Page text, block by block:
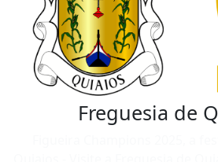
Freguesia de